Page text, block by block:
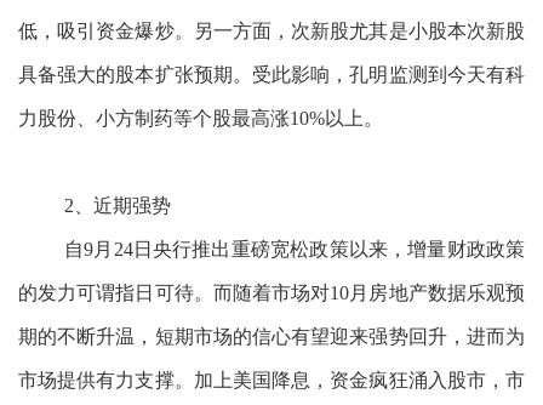
低，吸引资金爆炒。另一方面，次新股尤其是小股本次新股
具备强大的股本扩张预期。受此影响，孔明监测到今天有科
力股份、小方制药等个股最高涨10%以上。
2、近期强势
自9月24日央行推出重磅宽松政策以来，增量财政政策
的发力可谓指日可待。而随着市场对10月房地产数据乐观预
期的不断升温，短期市场的信心有望迎来强势回升，进而为
市场提供有力支撑。加上美国降息，资金疯狂涌入股市，市